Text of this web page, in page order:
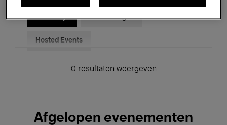
Onderwijs Rondleidingen
Hosted Events
0 resultaten weergeven
Afgelopen evenementen